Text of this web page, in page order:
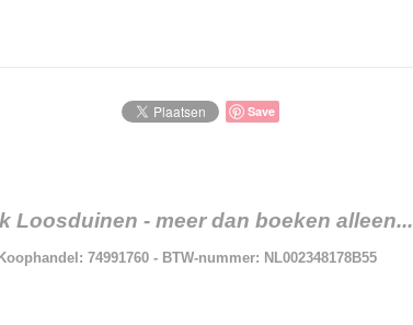
Save
Loosduinen - meer dan boeken alleen...
74991760 - BTW-nummer: NL002348178B55